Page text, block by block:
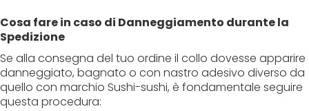
Cosa fare in caso di Danneggiamento durante la
Spedizione
Se alla consegna del tuo ordine il collo dovesse apparire
danneggiato, bagnato o con nastro adesivo diverso da
quello con marchio Sushi-sushi, è fondamentale seguire
questa procedura: